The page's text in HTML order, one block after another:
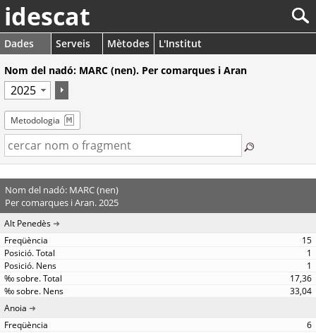
idescat
Dades Serveis Mètodes
L'Institut
Nom del nadó: MARC (nen). Per comarques i Aran
Metodologia
Nom del nadó: MARC (nen)
Per comarques i Aran. 2025
Alt Penedès
15
1
1
17,36
33,04
Anoia
6